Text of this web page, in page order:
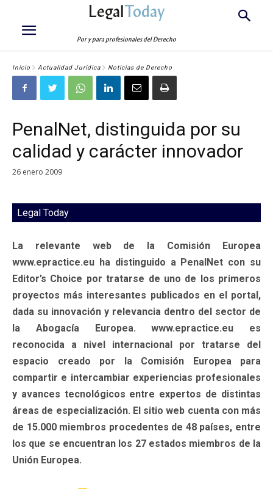
LegalToday
Por y para profesionales del Derecho
Inicio Actualidad Jurídica Noticias de Derecho
PenalNet, distinguida por su
calidad y carácter innovador
26 enero 2009
Legal Today
La relevante web de la Comisión Europea
www.epractice.eu ha distinguido a PenalNet con su
Editor’s Choice por tratarse de uno de los primeros
proyectos más interesantes publicados en el portal,
dada su innovación y relevancia dentro del sector de
la Abogacía Europea. www.epractice.eu es
reconocida a nivel internacional por tratarse del
espacio creado por la Comisión Europea para
compartir e intercambiar experiencias profesionales
y avances tecnológicos entre expertos de distintas
áreas de especialización. El sitio web cuenta con más
de 15.000 miembros procedentes de 48 países, entre
los que se encuentran los 27 estados miembros de la
Unión Europea.